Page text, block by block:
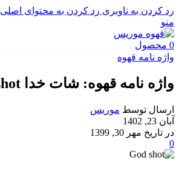
رد کردن به ناوبری رد کردن به محتوای اصلی
منو
0 محصول
واژه نامه قهوه
واژه نامه قهوه: شات خدا God shot
ارسال توسط موریس
آبان 23, 1402
در تاریخ مهر 30, 1399
0